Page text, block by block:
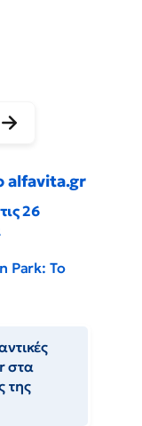
alfavita.gr
26
Park: Το
στα
της